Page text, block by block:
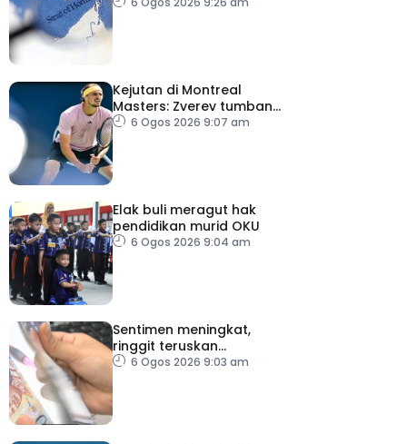
Kejutan di Montreal
Masters: Zverev tumbang,
Auger-Aliasime tarik diri
6 Ogos 2026 9:07 am
Elak buli meragut hak
pendidikan murid OKU
6 Ogos 2026 9:04 am
Sentimen meningkat,
ringgit teruskan
momentum mengukuh
6 Ogos 2026 9:03 am